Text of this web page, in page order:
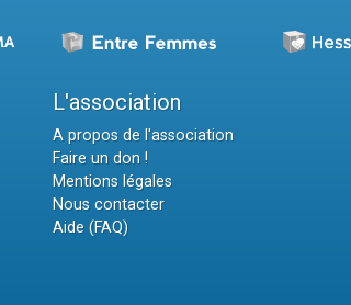
L'association
A propos de l'association
Faire un don !
Mentions légales
Nous contacter
Aide (FAQ)